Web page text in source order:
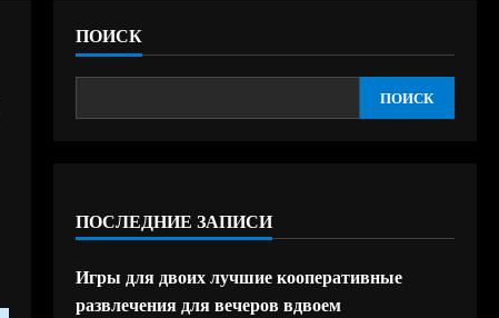
ПОИСК
ПОИСК
ПОСЛЕДНИЕ ЗАПИСИ
Игры для двоих лучшие кооперативные
развлечения для вечеров вдвоем